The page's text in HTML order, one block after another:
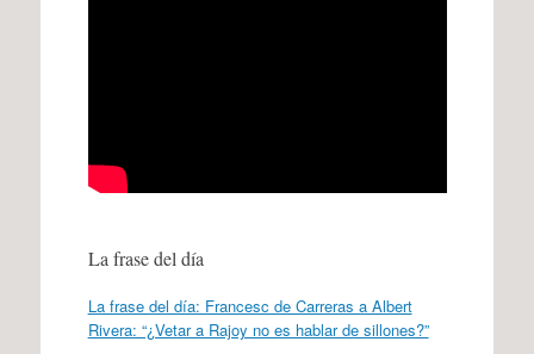
La frase del día
La frase del día: Francesc de Carreras a Albert
Rivera: “¿Vetar a Rajoy no es hablar de sillones?”